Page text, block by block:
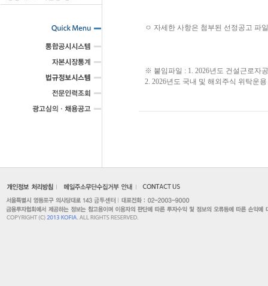
ㅇ 자세한 사항은 첨부된 선정공고 파
※ 붙임파일 : 1. 2026년도 건설근로자
2. 2026년도 국내 및 해외주식 위탁운